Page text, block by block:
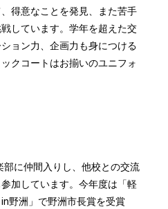
得意なことを発見、また苦手
しています。学年を超えた交
ョン力、企画力も身につける
クコートはお揃いのユニフォ
に仲間入りし、他校との交流
加しています。今年度は「軽
野洲」で野洲市長賞を受賞